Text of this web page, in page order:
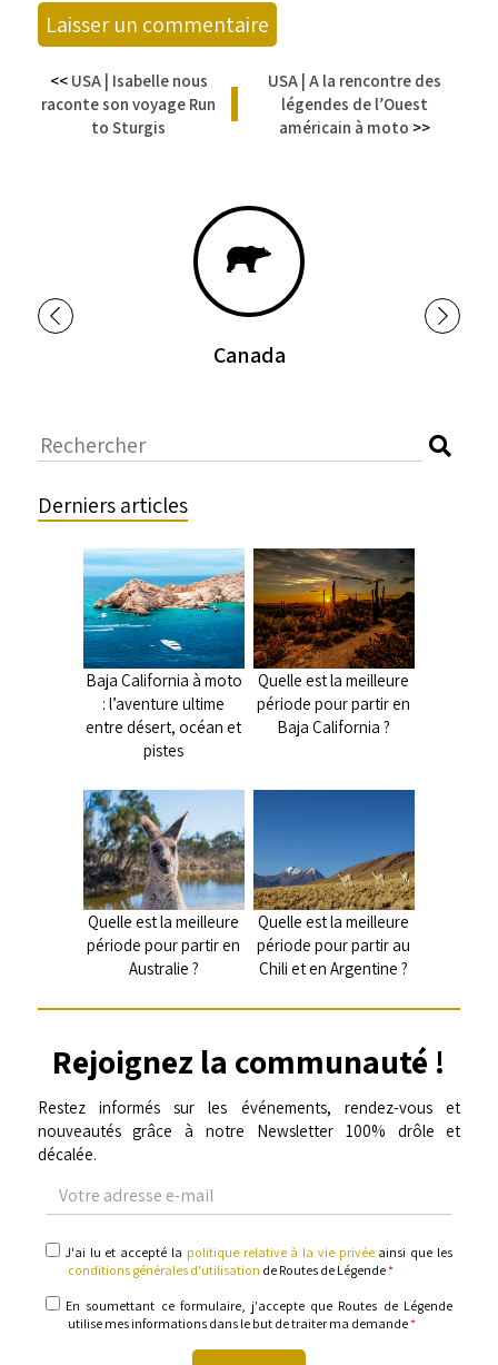
<< USA | Isabelle nous
raconte son voyage Run
to Sturgis
USA | A la rencontre des
légendes de l’Ouest
américain à moto >>
Canada
Derniers articles
Baja California à moto
: l’aventure ultime
entre désert, océan et
pistes
Quelle est la meilleure
période pour partir en
Baja California ?
Quelle est la meilleure
période pour partir en
Australie ?
Quelle est la meilleure
période pour partir au
Chili et en Argentine ?
Rejoignez la communauté !
Restez informés sur les événements, rendez-vous et
nouveautés grâce à notre Newsletter 100% drôle et
décalée.
adresse
e-
politique
relative
la
J'ai lu et accepté la politique relative à la vie privéeainsi que les
conditions générales d'utilisation de Routes de Légende*
informations
En soumettant ce formulaire, j'accepte que Routes de Légende
utilise mes informations dans le but de traiter ma demande*